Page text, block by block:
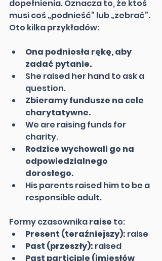
dopełnienia. Oznacza to, że ktoś
musi coś „podnieść” lub „zebrać”.
Oto kilka przykładów:
Ona podniosła rękę, aby
zadać pytanie.
She raised her hand to ask a
question.
Zbieramy fundusze na cele
charytatywne.
We are raising funds for
charity.
Rodzice wychowali go na
odpowiedzialnego
dorosłego.
His parents raised him to be a
responsible adult.
Formy czasownika raise to:
Present (teraźniejszy): raise
Past (przeszły): raised
Past participle (imiesłów